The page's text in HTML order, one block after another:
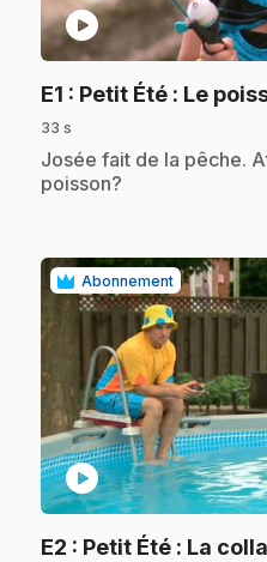
play_circle
E1 : Petit Été : Le
33 s
.Josée fait de la pêche.
poisson?
Abonnement
play_circle
E2 : Petit Été : La